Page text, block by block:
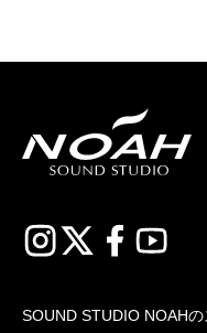
SOUND STUDIO NOAH